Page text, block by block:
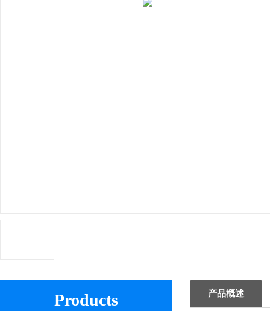
Products
产品概述